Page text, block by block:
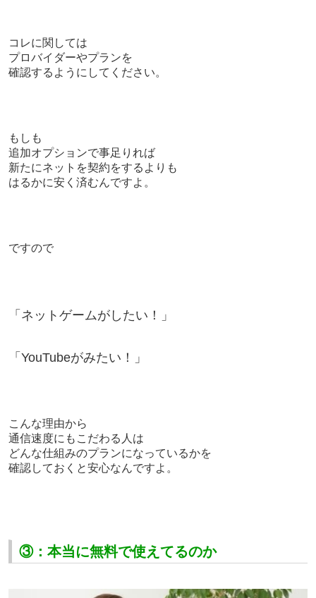
コレに関しては
プロバイダーやプランを
確認するようにしてください。
もしも
追加オプションで事足りれば
新たにネットを契約をするよりも
はるかに安く済むんですよ。
ですので
「ネットゲームがしたい！」
「YouTubeがみたい！」
こんな理由から
通信速度にもこだわる人は
どんな仕組みのプランになっているかを
確認しておくと安心なんですよ。
③：本当に無料で使えてるのか